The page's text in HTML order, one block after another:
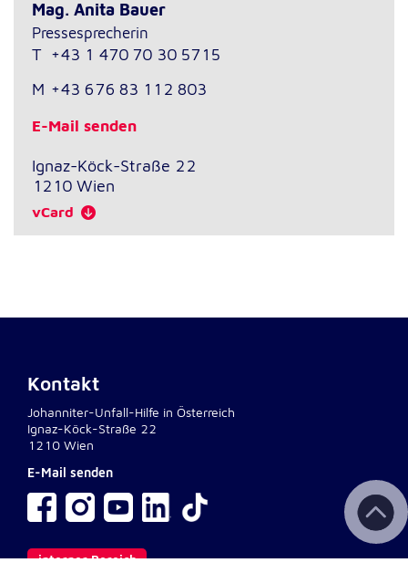
Mag. Anita Bauer
Pressesprecherin
T +43 1 470 70 30 5715
M +43 676 83 112 803
E-Mail senden
Ignaz-Köck-Straße 22
1210 Wien
vCard
Kontakt
Johanniter-Unfall-Hilfe in Österreich
Ignaz-Köck-Straße 22
1210 Wien
E-Mail senden
interner Bereich